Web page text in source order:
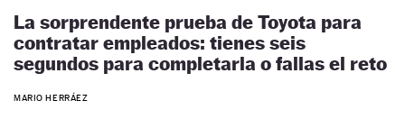
La sorprendente prueba de Toyota para
contratar empleados: tienes seis
segundos para completarla o fallas el reto
MARIO HERRÁEZ